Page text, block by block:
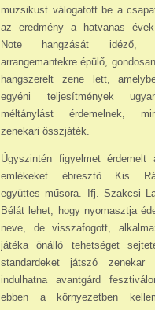
muzsikust válogatott be a
az eredmény a hatvanas
Note hangzását idéző,
arrangemantekre épülő,
hangszerelt zene lett,
egyéni teljesítmények
méltánylást érdemelnek,
zenekari összjáték.
Úgyszintén figyelmet érdemelt
emlékeket ébresztő Kis
együttes műsora. Ifj. Szakcsi
Bélát lehet, hogy nyomasztja
neve, de visszafogott,
játéka önálló tehetséget
standardeket játszó zenekar
indulhatna avantgárd
ebben a környezetben